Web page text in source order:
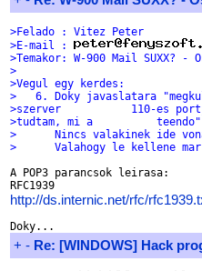
>Felado : Vitez Peter
>E-mail :
>Temakor: W-900 Mail SUXX?
>
>Vegul egy kerdes:
>   6. Doky javaslatara
>szerver           110-es
>tudtam, mi a
>      Nincs valakinek ide
>      Valahogy le kellene
A POP3 parancsok leirasa:
http://ds.internic.net/rfc/
+ - Re: [WINDOWS] Hack